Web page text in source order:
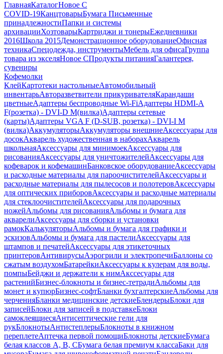
ГлавнаяКаталогНовое С
COVID-19КанцтоварыБумага Письменные
принадлежностиПапки и системы
архивацииХозтоварыКартриджи и тонерыЕжедневники
2016Школа 2015Демонстрационное оборудованиеОфисная
техникаСпецодежда, инструментыМебель для офисаГруппа
товара из экселяНовое СПродукты питанияГалантерея,
сувениры
Кофемолки
КлейКартотеки настольныеАвтомобильный
инвентарьАвторазветвители прикуривателяКарандаши
цветныеАдаптеры беспроводные Wi-FiАдаптеры HDMI-A
F(розетка) - DVI-D M(вилка)Адаптеры сетевые
(карты)Адаптеры VGA F (D-SUB, розетка) - DVI-I M
(вилка)АккумуляторыАккумуляторы внешниеАксессуары для
досокАкварель художественная в наборахАкварель
школьнаяАксессуары для минимоекАксессуары для
рисованияАксессуары для уничтожителейАксессуары для
кофеварок и кофемашинБанковское оборудованиеАксессуары
и расходные материалы для пароочистителейАксессуары и
расходные материалы для пылесосов и полотеровАксессуары
для оптических приборовАксессуары и расходные материалы
для стеклоочистителейАксессуары для подарочных
ножейАльбомы для рисованияАльбомы и бумага для
акварелиАксессуары для сборки и установки
рамокКалькуляторыАльбомы и бумага для графики и
эскизовАльбомы и бумага для пастелиАксессуары для
штампов и печатейАксессуары для этикеточных
принтеровАнтивирусыАэрогрили и электропечиБаллоны со
сжатым воздухомБатарейкиАксессуары к кулерам для воды,
помпыБейджи и держатели к нимАкссесуары для
растенийБизнес-блокноты и бизнес-тетрадиАльбомы для
монет и купюрБизнес-софтБланки бухгалтерскиеАльбомы для
черченияБланки медицинские детскиеБлендерыБлоки для
записейБлоки для записей в подставкеБлоки
самоклеящиесяАнтисептические гели для
рукБлокнотыАнтистеплерыБлокноты в книжном
переплетеАптечка первой помощиБлокноты детскиеБумага
белая классов А, В, СБумага белая премиум классаБаки для